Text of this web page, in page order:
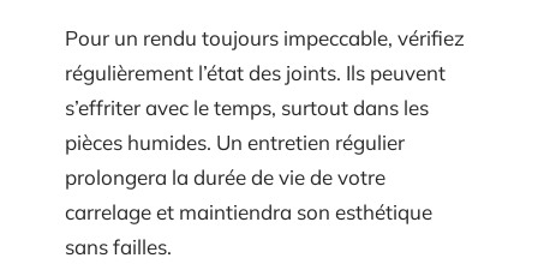
Pour un rendu toujours impeccable, vérifiez
régulièrement l’état des joints. Ils peuvent
s’effriter avec le temps, surtout dans les
pièces humides. Un entretien régulier
prolongera la durée de vie de votre
carrelage et maintiendra son esthétique
sans failles.